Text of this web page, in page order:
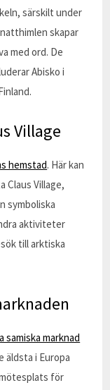
särskilt under
skapar
med ord. De
Abisko i
Village
hemstad. Här kan
Claus Village,
symboliska
aktiviteter
till arktiska
samiska marknad
äldsta i Europa
för